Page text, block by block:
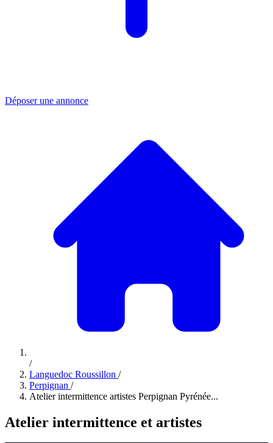
Déposer une annonce
/
Languedoc Roussillon /
Perpignan /
Atelier intermittence artistes Perpignan Pyrénée...
Atelier intermittence et artistes